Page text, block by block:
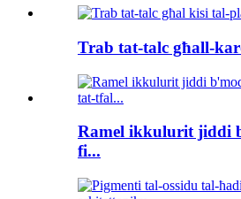
Trab tat-talc għall-
Ramel ikkulurit jiddi
fi...